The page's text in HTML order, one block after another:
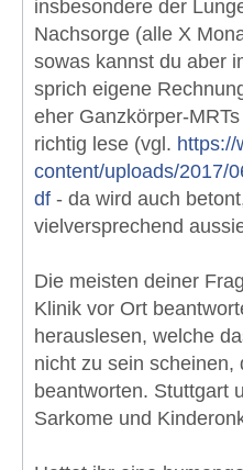
insbesondere der
Nachsorge (alle X
sowas kannst du aber
sprich eigene
eher Ganzkörper-
richtig lese (vgl. https://
content/uploads/2017/
df - da wird auch
vielversprechend
Die meisten deiner
Klinik vor Ort
herauslesen, welche
nicht zu sein
beantworten. Stuttgart
Sarkome und